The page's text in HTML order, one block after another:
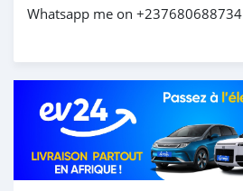
Whatsapp me on +237680688734